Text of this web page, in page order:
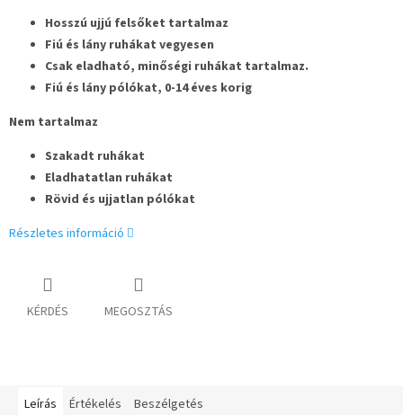
Hosszú ujjú felsőket tartalmaz
Fiú és lány ruhákat vegyesen
Csak eladható, minőségi ruhákat tartalmaz.
Fiú és lány pólókat, 0-14 éves korig
Nem tartalmaz
Szakadt ruhákat
Eladhatatlan ruhákat
Rövid és ujjatlan pólókat
Részletes információ
KÉRDÉS MEGOSZTÁS
Leírás Értékelés Beszélgetés